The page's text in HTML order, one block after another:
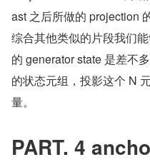
ast 之后所做的 projection
综合其他类似的片段我们
的 generator state 是差不
的状态元组，投影这个 N
量。
PART. 4